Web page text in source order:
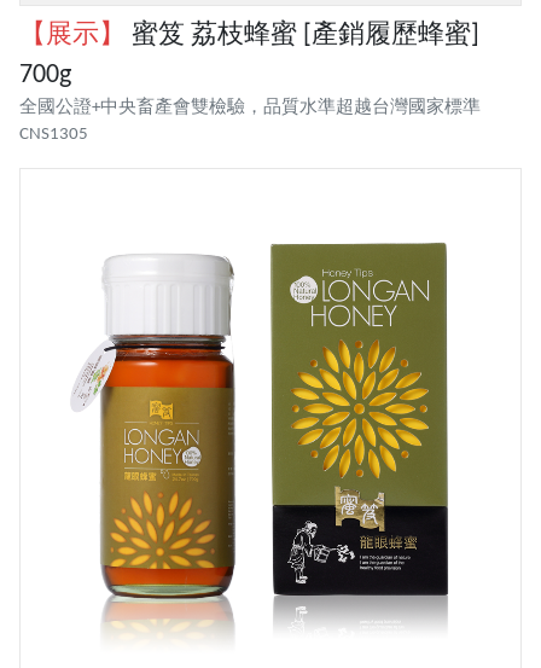
【展示】
蜜笈 荔枝蜂蜜 [產銷履歷蜂蜜]
700g
全國公證+中央畜產會雙檢驗，品質水準超越台灣國家標準
CNS1305